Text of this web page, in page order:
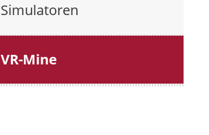
Simulatoren
VR-Mine